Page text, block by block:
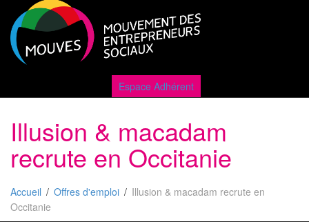
Espace Adhérent
Illusion & macadam
recrute en Occitanie
Accueil Offres d'emploi
Illusion & macadam recrute en
Occitanie